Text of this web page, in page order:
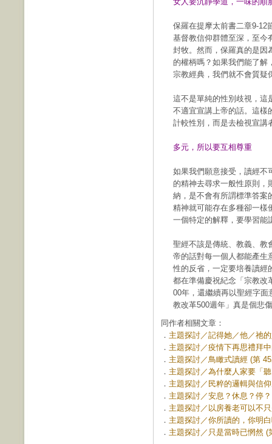
保羅在提摩太前書二章9-12
基督教信仰群體至深，至今
封牧。然而，保羅真的是因
的權柄嗎？如果我們能了解
宗教經典，我們就不會質疑
這不是單純的性別歧視，這
不適宜宣講上帝的話。這樣
計較性別，而是去檢視宣講
多元，所以要互相尊重
如果我們願意接受，讀經不
的精神去尋求一般性原則，
納，是不會有所謂標準答案
精神就可能存在多種卻一樣
一個特定的解釋，要學習能
聖經不該是傳統、教義、教
帝的話對每一個人都能產生
性的反省，一定要培養讀經
都在準備慶祝紀念「宗教改
00年，還繼續再以聖經字
教改革500週年」真是個悲
同作者相關文章：
． 主題探討／記得她／他／祂
． 主題探討／疫情下再思禮拜
． 主題探討／鳥瞰式讀經 (第
． 主題探討／為什麼人家要「
． 主題探討／民粹的邏輯與信
． 主題探討／安息？休息？停
． 主題探討／以房養老可以不
． 主題探討／你所讀的，你明
． 主題探討／只是當時已惘然 (